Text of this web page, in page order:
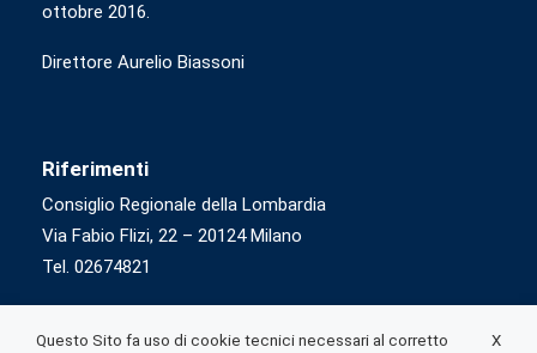
ottobre 2016.
Direttore Aurelio Biassoni
Riferimenti
Consiglio Regionale della Lombardia
Via Fabio Flizi, 22 – 20124 Milano
Tel. 02674821
X
Questo Sito fa uso di cookie tecnici necessari al corretto